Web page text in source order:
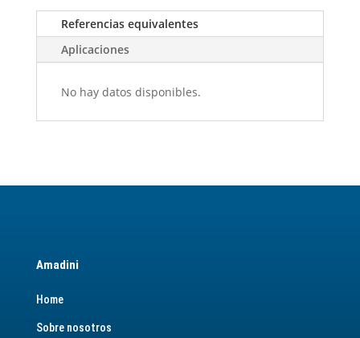
Referencias equivalentes
Aplicaciones
No hay datos disponibles.
Amadini
Home
Sobre nosotros